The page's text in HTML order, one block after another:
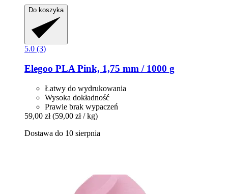
Do koszyka
5.0 (3)
Elegoo PLA Pink, 1,75 mm / 1000 g
Łatwy do wydrukowania
Wysoka dokładność
Prawie brak wypaczeń
59,00 zł (59,00 zł / kg)
Dostawa do 10 sierpnia